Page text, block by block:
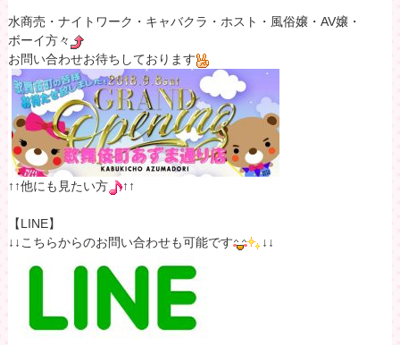
水商売・ナイトワーク・キャバクラ・ホスト・風俗嬢・AV嬢・
ボーイ方々
お問い合わせお待ちしております
↑↑他にも見たい方 ↑↑
【LINE】
↓↓こちらからのお問い合わせも可能です
↓↓